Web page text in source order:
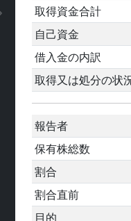
取得資金合計
自己資金
借入金の内訳
取得又は処分の状
報告者
保有株総数
割合
割合直前
目的